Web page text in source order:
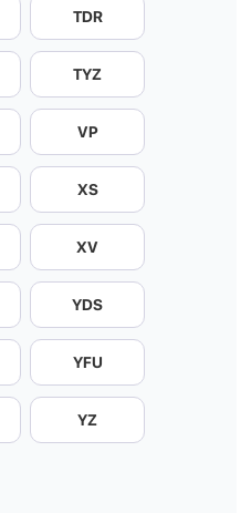
TDR
TYZ
VP
XS
XV
YDS
YFU
YZ